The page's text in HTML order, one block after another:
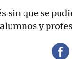
sin que se
y